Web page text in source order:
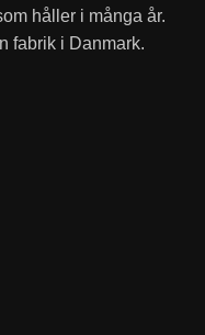
håller i många år.
fabrik i Danmark.